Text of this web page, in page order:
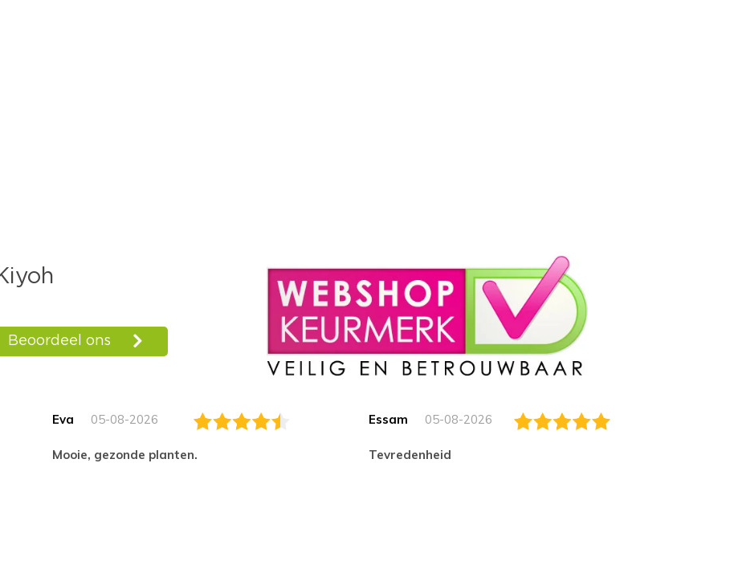
Eva 05-08-2026
Mooie, gezonde planten.
Essam 05-08-2026
tevredenheid